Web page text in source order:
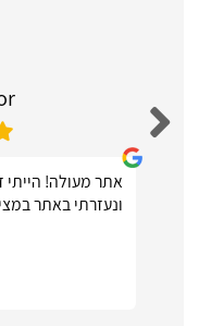
אתר מעולה!
ונעזרתי באתר